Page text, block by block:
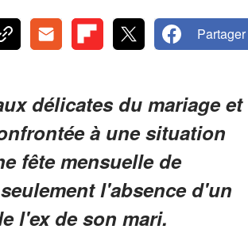
Partager
délicates du mariage et
à une situation
fête mensuelle de
l'absence d'un
l'ex de son mari.